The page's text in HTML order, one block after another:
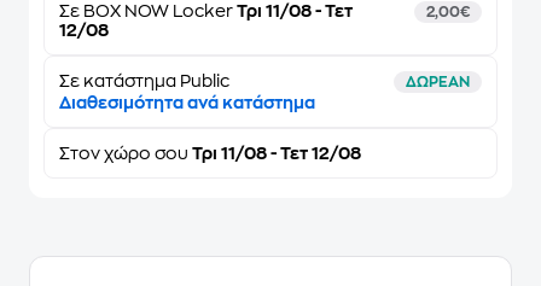
Σε BOX NOW Locker Τρι 11/08 - Τετ
12/08
2,00€
Σε κατάστημα Public ΔΩΡΕΑΝ
Διαθεσιμότητα ανά κατάστημα
Στον χώρο σου Τρι 11/08 - Τετ 12/08